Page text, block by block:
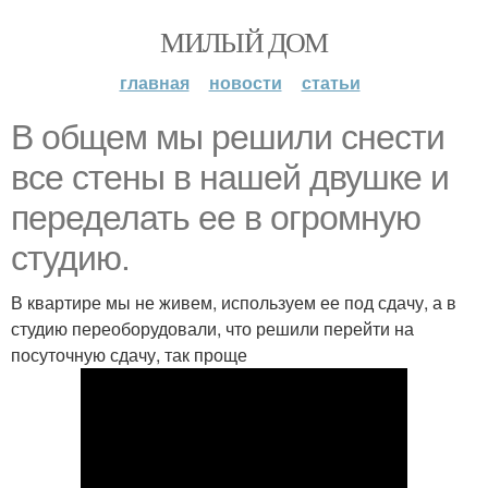
МИЛЫЙ ДОМ
главная новости статьи
В общем мы решили снести
все стены в нашей двушке и
переделать ее в огромную
студию.
В квартире мы не живем, используем ее под сдачу, а в
студию переоборудовали, что решили перейти на
посуточную сдачу, так проще